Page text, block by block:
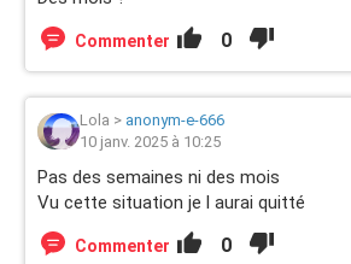
Commenter 0
Lola > anonym-e-666
10 janv. 2025 à 10:25
Pas des semaines ni des mois
Vu cette situation je l aurai quitté
Commenter 0